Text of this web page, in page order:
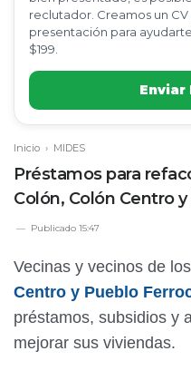
reclutador. Creamos un
presentación para
$199.
Enviar
Inicio › MIDES
Préstamos para
Colón, Colón Centro
Publicado 15:47
Vecinas y vecinos de
Centro y Pueblo
préstamos, subsidios y
mejorar sus viviendas.